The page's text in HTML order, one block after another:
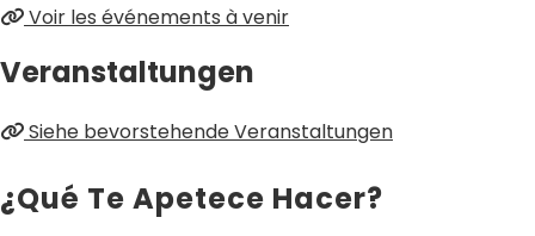
Voir les événements à venir
Veranstaltungen
Siehe bevorstehende Veranstaltungen
¿Qué Te Apetece Hacer?